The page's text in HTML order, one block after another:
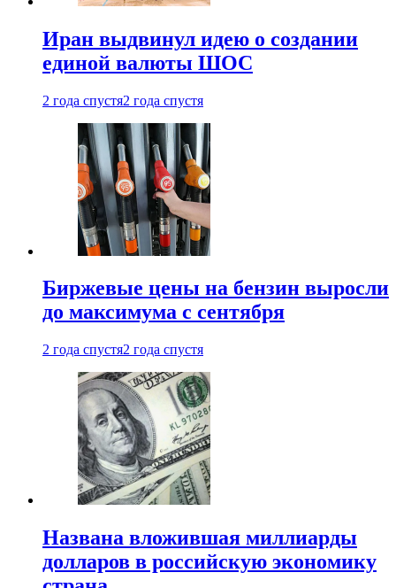
Иран выдвинул идею о создании
единой валюты ШОС
2 года спустя2 года спустя
Биржевые цены на бензин выросли
до максимума с сентября
2 года спустя2 года спустя
Названа вложившая миллиарды
долларов в российскую экономику